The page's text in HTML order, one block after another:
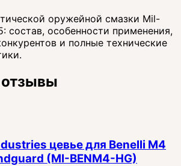
оружейной смазки Mil-
состав, особенности применения,
и полные технические
цевье для Benelli M4
(MI-BENM4-HG)